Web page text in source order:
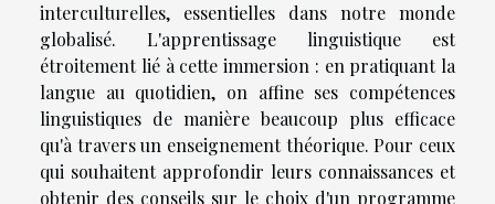
interculturelles, essentielles dans notre monde
globalisé. L'apprentissage linguistique est
étroitement lié à cette immersion : en pratiquant la
langue au quotidien, on affine ses compétences
linguistiques de manière beaucoup plus efficace
qu'à travers un enseignement théorique. Pour ceux
qui souhaitent approfondir leurs connaissances et
obtenir des conseils sur le choix d'un programme